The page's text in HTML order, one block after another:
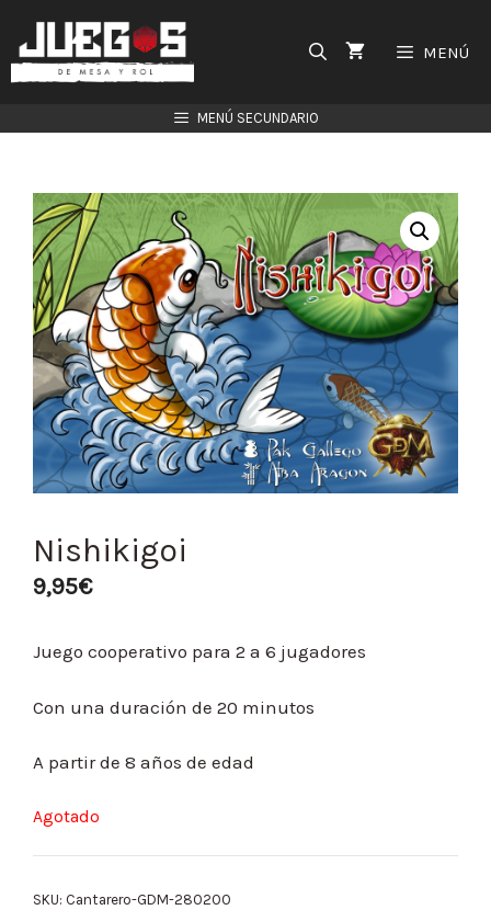
contenido
MENÚ
MENÚ SECUNDARIO
Nishikigoi
9,95€
Juego cooperativo para 2 a 6 jugadores
Con una duración de 20 minutos
A partir de 8 años de edad
Agotado
SKU: Cantarero-GDM-280200